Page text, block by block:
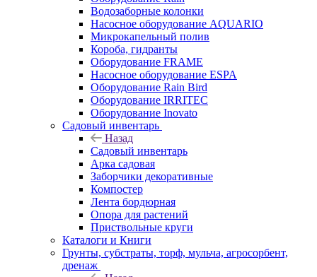
Водозаборные колонки
Насосное оборудование AQUARIO
Микрокапельный полив
Короба, гидранты
Оборудование FRAME
Насосное оборудование ESPA
Оборудование Rain Bird
Оборудование IRRITEC
Оборудование Inovato
Садовый инвентарь
Назад
Садовый инвентарь
Арка садовая
Заборчики декоративные
Компостер
Лента бордюрная
Опора для растений
Приствольные круги
Каталоги и Книги
Грунты, субстраты, торф, мульча, агросорбент,
дренаж